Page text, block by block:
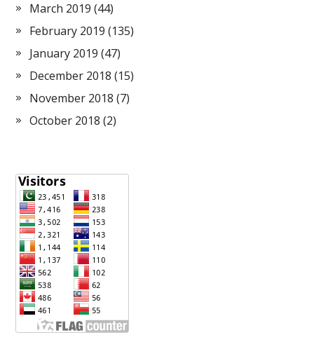
March 2019 (44)
February 2019 (135)
January 2019 (47)
December 2018 (15)
November 2018 (7)
October 2018 (2)